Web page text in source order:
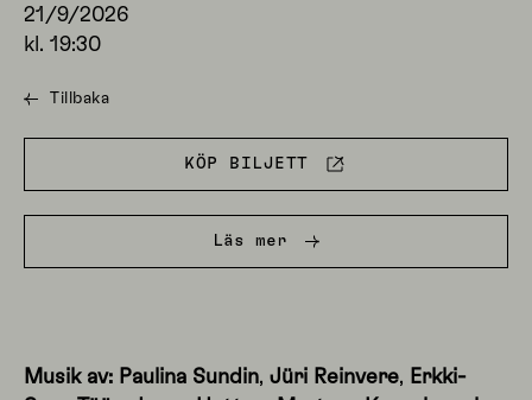
21/9/2026
kl. 19:30
Tillbaka
KÖP BILJETT
Läs mer
Musik av: Paulina Sundin, Jüri Reinvere, Erkki-